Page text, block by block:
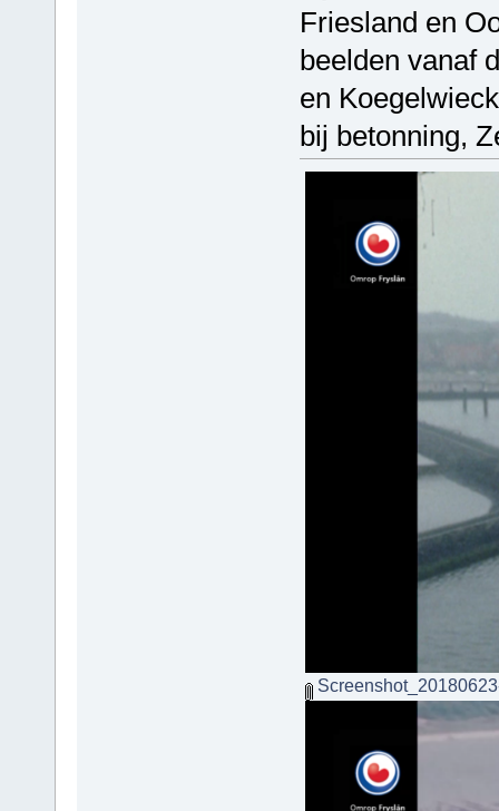
Friesland en
beelden vanaf
en
bij betonning,